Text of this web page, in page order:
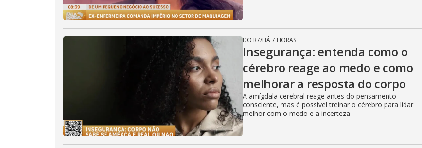
DO R7/HÁ 7 HORAS
Insegurança: entenda como o
cérebro reage ao medo e como
melhorar a resposta do corpo
A amígdala cerebral reage antes do pensamento
consciente, mas é possível treinar o cérebro para lidar
melhor com o medo e a incerteza